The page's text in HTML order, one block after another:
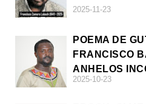
2025-11-23
POEMA DE
FRANCISCO
ANHELOS
2025-10-23